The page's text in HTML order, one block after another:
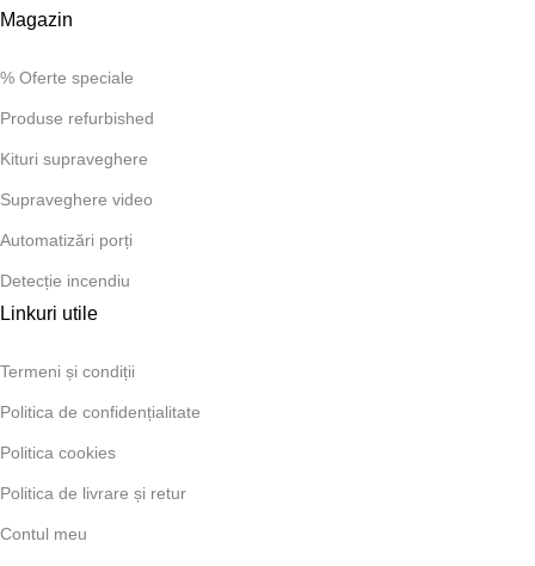
Magazin
% Oferte speciale
Produse refurbished
Kituri supraveghere
Supraveghere video
Automatizări porți
Detecție incendiu
Linkuri utile
Termeni și condiții
Politica de confidențialitate
Politica cookies
Politica de livrare și retur
Contul meu